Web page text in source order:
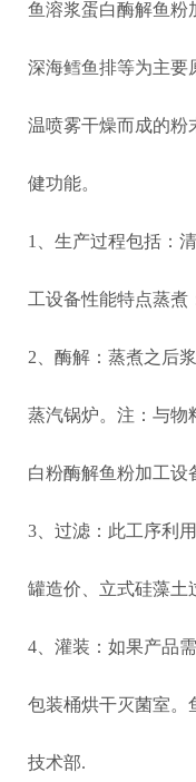
鱼溶浆蛋白酶解鱼粉
深海鳕鱼排等为主要
温喷雾干燥而成的粉
健功能。
1 、生产过程包括：
工设备性能特点蒸煮
2 、酶解：蒸煮之后
蒸汽锅炉。注：与物
白粉酶解鱼粉加工设
3、过滤：此工序利
罐造价、立式硅藻土
4、灌装：如果产品
包装桶烘干灭菌室。
技术部.